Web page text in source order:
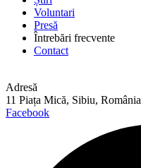
Voluntari
Presă
Întrebări frecvente
Contact
Adresă
11 Piața Mică, Sibiu, România
Facebook